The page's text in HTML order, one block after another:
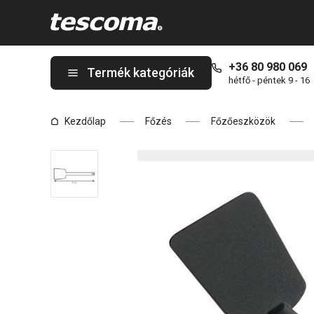
Termék kategóriák +36 80 980 069
hétfő - péntek 9 - 16
Kezdőlap Főzés Főzőeszközök